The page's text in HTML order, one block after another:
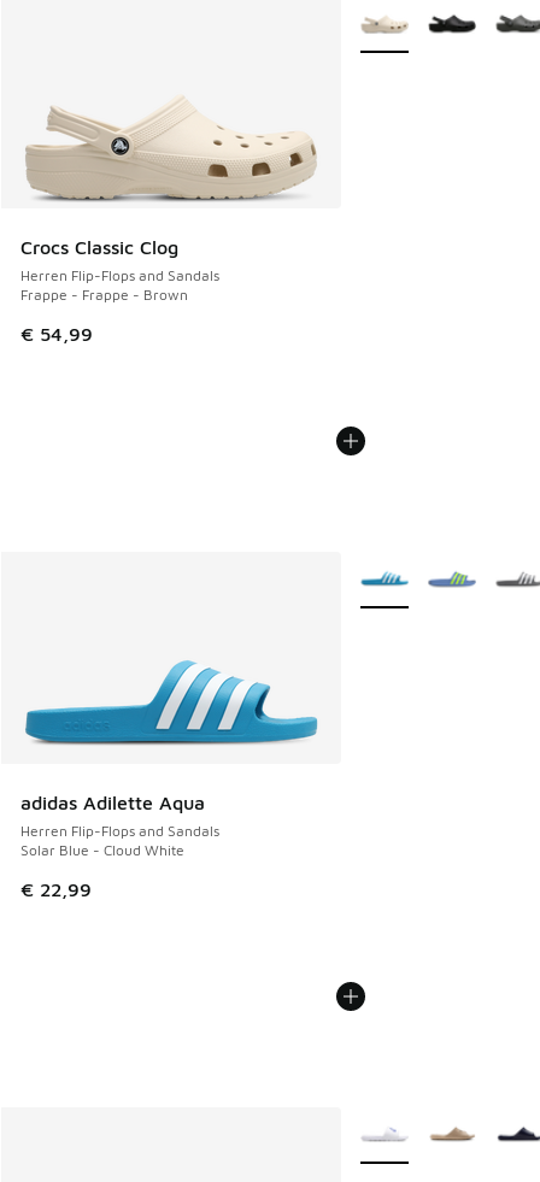
Crocs Classic Clog
Herren Flip-Flops and Sandals
Frappe - Frappe - Brown
€ 54,99
Weitere Farben
adidas Adilette Aqua
Herren Flip-Flops and Sandals
Solar Blue - Cloud White
€ 22,99
Weitere Farben
Weitere Farben